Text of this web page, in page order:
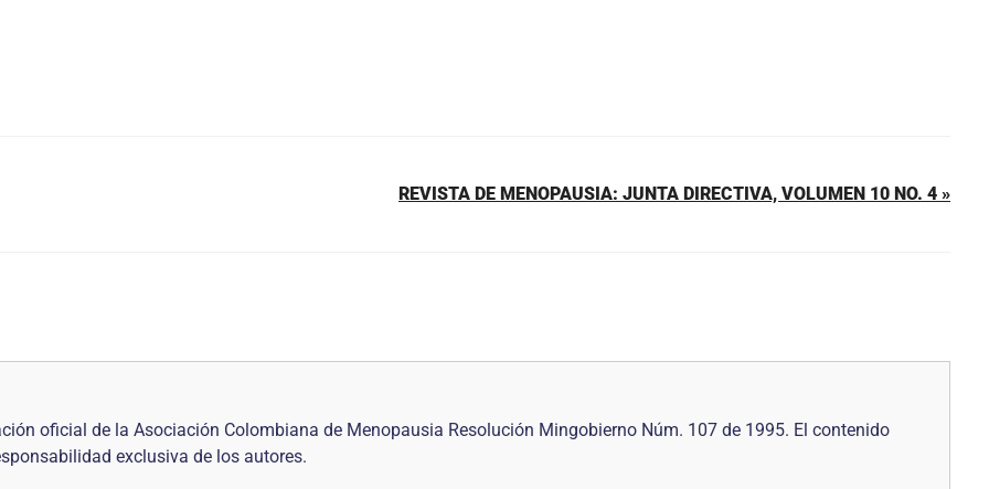
REVISTA DE MENOPAUSIA: JUNTA DIRECTIVA, VOLUMEN 10 NO. 4 »
oficial de la Asociación Colombiana de Menopausia Resolución Mingobierno Núm. 107 de 1995. El contenido
exclusiva de los autores.